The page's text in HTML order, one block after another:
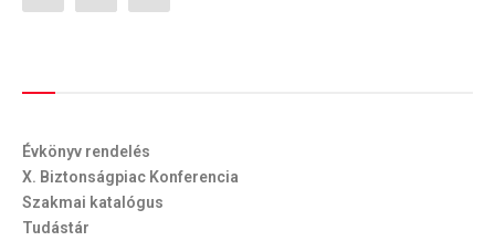
Évkönyv rendelés
X. Biztonságpiac Konferencia
Szakmai katalógus
Tudástár